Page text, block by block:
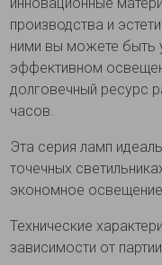
производства и
ними вы можете быть
эффективном
долговечный ресурс
часов.
Эта серия ламп
точечных
экономное
Технические
зависимости от партии.